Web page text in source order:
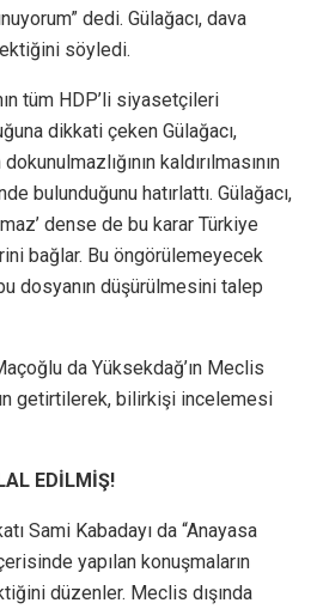
dedi. Gülağacı, dava
söyledi.
tüm HDP’li siyasetçileri
dikkati çeken Gülağacı,
kaldırılmasının
bulunduğunu hatırlattı. Gülağacı,
dense de bu karar Türkiye
bağlar. Bu öngörülemeyecek
dosyanın düşürülmesini talep
da Yüksekdağ’ın Meclis
getirtilerek, bilirkişi incelemesi
EDİLMİŞ!
Sami Kabadayı da “Anayasa
yapılan konuşmaların
düzenler. Meclis dışında